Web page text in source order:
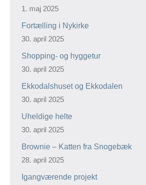
1. maj 2025
Fortælling i Nykirke
30. april 2025
Shopping- og hyggetur
30. april 2025
Ekkodalshuset og Ekkodalen
30. april 2025
Uheldige helte
30. april 2025
Brownie – Katten fra Snogebæk
28. april 2025
Igangværende projekt